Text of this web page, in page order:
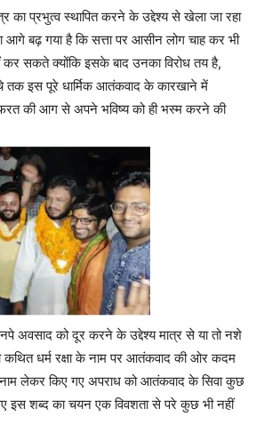
का प्रभुत्व स्थापित करने के उद्देश्य से खेला जा रहा
बढ़ गया है कि सत्ता पर आसीन लोग चाह कर भी
कर सकते क्योंकि इसके बाद उनका विरोध तय है,
तक इस पूरे धार्मिक आतंकवाद के कारखाने में
की आग से अपने भविष्य को ही भस्म करने की
अवसाद को दूर करने के उद्देश्य मात्र से या तो नशे
धर्म रक्षा के नाम पर आतंकवाद की ओर कदम
नाम लेकर किए गए अपराध को आतंकवाद के सिवा कुछ
इस शब्द का चयन एक विवशता से परे कुछ भी नहीं